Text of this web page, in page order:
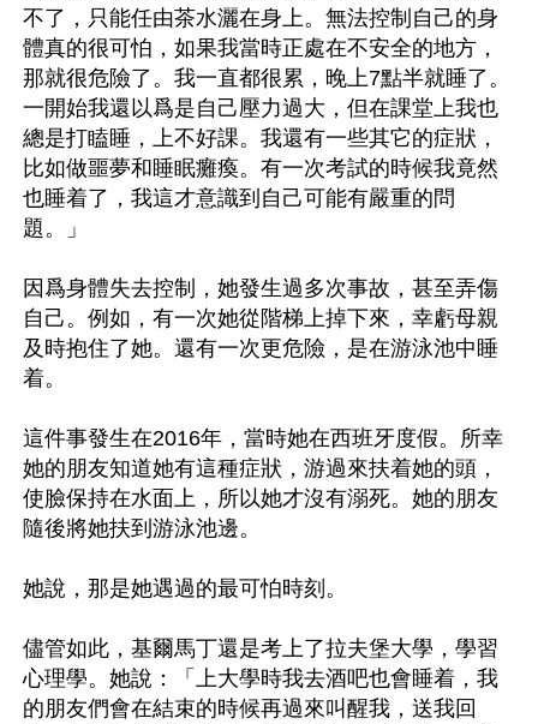
不了，只能任由茶水灑在身上。無法控制自己的身
體真的很可怕，如果我當時正處在不安全的地方，
那就很危險了。我一直都很累，晚上7點半就睡了。
一開始我還以爲是自己壓力過大，但在課堂上我也
總是打瞌睡，上不好課。我還有一些其它的症狀，
比如做噩夢和睡眠癱瘓。有一次考試的時候我竟然
也睡着了，我這才意識到自己可能有嚴重的問
題。」
因爲身體失去控制，她發生過多次事故，甚至弄傷
自己。例如，有一次她從階梯上掉下來，幸虧母親
及時抱住了她。還有一次更危險，是在游泳池中睡
着。
這件事發生在2016年，當時她在西班牙度假。所幸
她的朋友知道她有這種症狀，游過來扶着她的頭，
使臉保持在水面上，所以她才沒有溺死。她的朋友
隨後將她扶到游泳池邊。
她說，那是她遇過的最可怕時刻。
儘管如此，基爾馬丁還是考上了拉夫堡大學，學習
心理學。她說：「上大學時我去酒吧也會睡着，我
的朋友們會在結束的時候再過來叫醒我，送我回